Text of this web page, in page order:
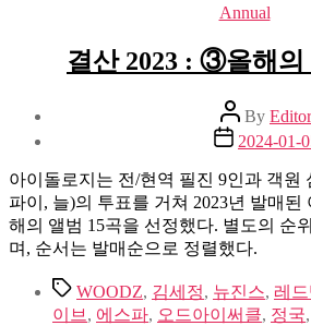
Categories
Annual
결산 2023 : ③올해의
Post
author
By Editor
Post
date
2024-01-
아이돌로지는 전/현역 필진 9인과 객원
파이, 늘)의 투표를 거쳐 2023년 발매된
해의 앨범 15곡을 선정했다. 별도의 순
며, 순서는 발매순으로 정렬했다.
TagsWOODZ, 김세정, 뉴진스, 레
이브 , 에스파, 오드아이써클, 정국,